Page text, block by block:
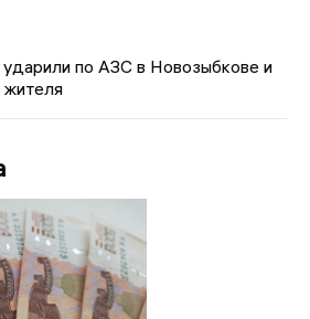
по АЗС в Новозыбкове и
жителя